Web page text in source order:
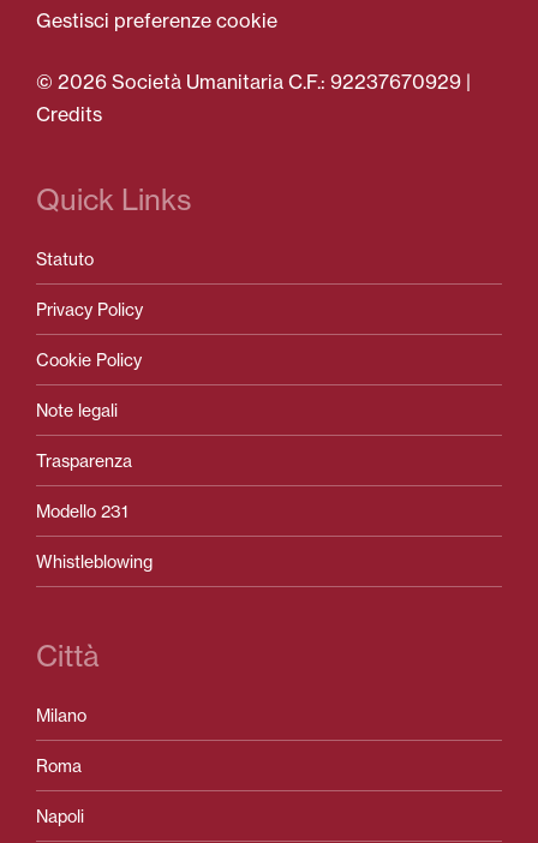
Gestisci preferenze cookie
© 2026 Società Umanitaria C.F.: 92237670929 |
Credits
Quick Links
Statuto
Privacy Policy
Cookie Policy
Note legali
Trasparenza
Modello 231
Whistleblowing
Città
Milano
Roma
Napoli